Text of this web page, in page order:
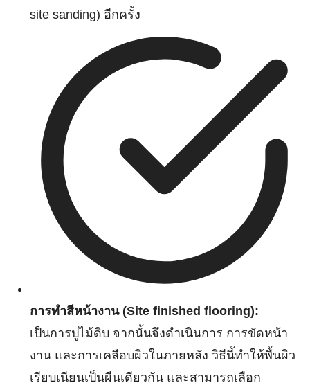
site sanding) อีกครั้ง
การทำสีหน้างาน (Site finished flooring):
เป็นการปูไม้ดิบ จากนั้นจึงดำเนินการ การขัดหน้า
งาน และการเคลือบผิวในภายหลัง วิธีนี้ทำให้พื้นผิว
เรียบเนียนเป็นผืนเดียวกัน และสามารถเลือก